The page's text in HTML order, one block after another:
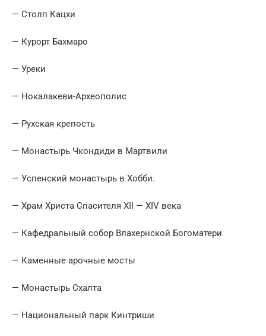
— Столп Кацхи
— Курорт Бахмаро
— Уреки
— Нокалакеви-Археополис
— Рухская крепость
— Монастырь Чкондиди в Мартвили
— Успенский монастырь в Хобби.
— Храм Христа Спасителя XII — XIV века
— Кафедральный собор Влахернской Богоматери
— Каменные арочные мосты
— Монастырь Схалта
— Национальный парк Кинтриши